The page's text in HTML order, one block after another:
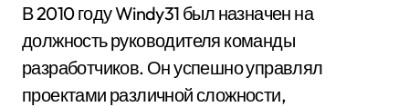
В 2010 году Windy31 был назначен на
должность руководителя команды
разработчиков. Он успешно управлял
проектами различной сложности,